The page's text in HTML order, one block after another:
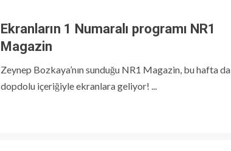
Ekranların 1 Numaralı programı NR1
Magazin
Zeynep Bozkaya’nın sunduğu NR1 Magazin, bu hafta da
dopdolu içeriğiyle ekranlara geliyor! ...